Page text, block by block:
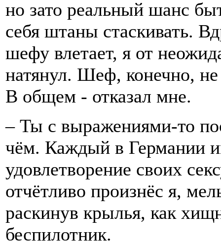
но зато реальный шанс
себя штаны стаскивать.
шефу влетает, я от
натянул. Шеф, конечно, не
В общем - отказал мне.
– Ты с выражениями-то
чём. Каждый в Германии
удовлетворение своих
отчётливо произнёс я,
раскинув крылья, как
беспилотник.